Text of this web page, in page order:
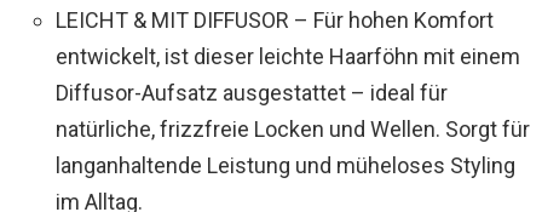
LEICHT & MIT DIFFUSOR – Für hohen Komfort
entwickelt, ist dieser leichte Haarföhn mit einem
Diffusor-Aufsatz ausgestattet – ideal für
natürliche, frizzfreie Locken und Wellen. Sorgt für
langanhaltende Leistung und müheloses Styling
im Alltag.